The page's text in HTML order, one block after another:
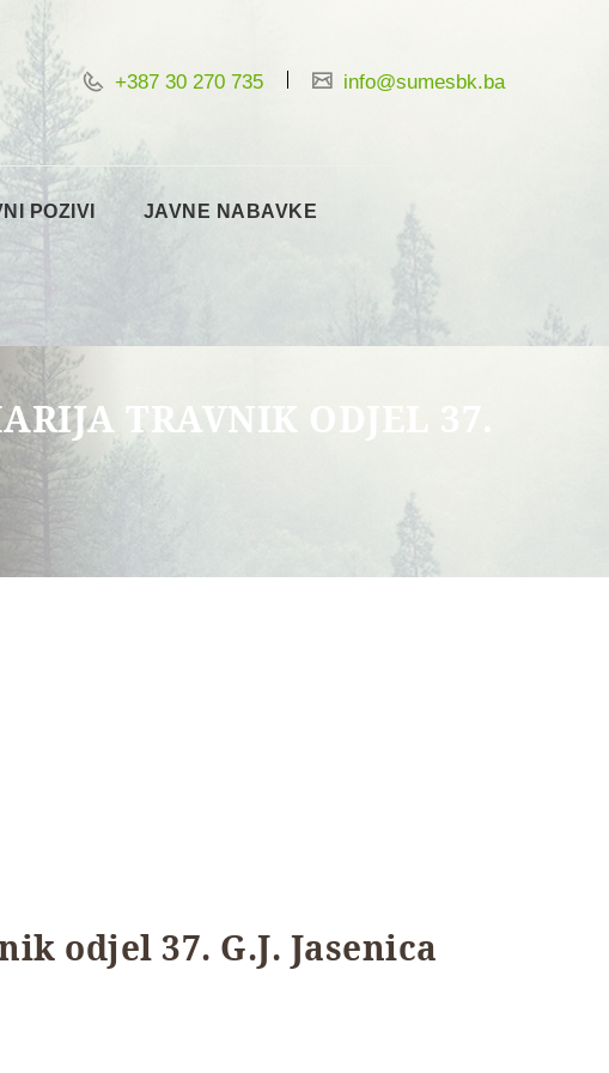
+387 30 270 735 info@sumesbk.ba
POZIVI JAVNE NABAVKE
TRAVNIK ODJEL 37.
odjel 37. G.J. Jasenica